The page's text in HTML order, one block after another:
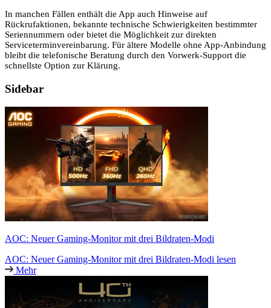
In manchen Fällen enthält die App auch Hinweise auf
Rückrufaktionen, bekannte technische Schwierigkeiten bestimmter
Seriennummern oder bietet die Möglichkeit zur direkten
Serviceterminvereinbarung. Für ältere Modelle ohne App-Anbindung
bleibt die telefonische Beratung durch den Vorwerk-Support die
schnellste Option zur Klärung.
Sidebar
AOC: Neuer Gaming-Monitor mit drei Bildraten-Modi
AOC: Neuer Gaming-Monitor mit drei Bildraten-Modi lesen
Mehr